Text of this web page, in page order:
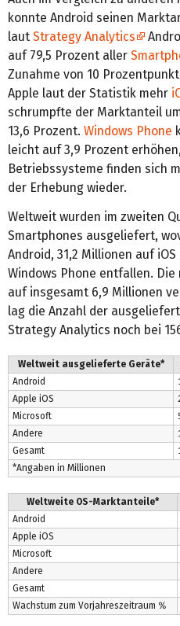
konnte Android seinen
laut Strategy Analytics
auf 79,5 Prozent aller
Zunahme von 10
Apple laut der Statistik mehr
schrumpfte der Marktanteil
13,6 Prozent. Windows Phone
leicht auf 3,9 Prozent
Betriebssysteme finden sich
der Erhebung wieder.
Weltweit wurden im zweiten
Smartphones ausgeliefert,
Android, 31,2 Millionen auf
Windows Phone entfallen.
auf insgesamt 6,9 Millionen
lag die Anzahl der
Strategy Analytics noch bei
Weltweit ausgelieferte Geräte*
Android
Apple iOS
Microsoft
Andere
Gesamt
*Angaben in Millionen
Weltweite OS-Marktanteile*
Android
Apple iOS
Microsoft
Andere
Gesamt
Wachstum zum Vorjahreszeitraum %